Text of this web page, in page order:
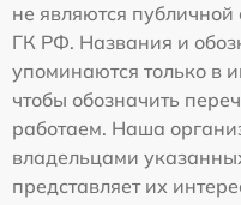
не являются публичной
ГК РФ. Названия и
упоминаются только
чтобы обозначить
работаем. Наша
владельцами
представляет их